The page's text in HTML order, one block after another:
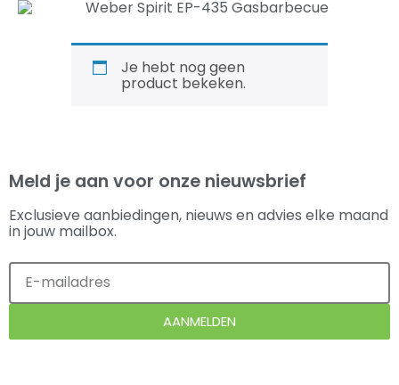
Je hebt nog geen
product bekeken.
Meld je aan voor onze nieuwsbrief
Exclusieve aanbiedingen, nieuws en advies elke maand
in jouw mailbox.
AANMELDEN